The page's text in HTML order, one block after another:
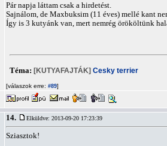
Pár napja láttam csak a hirdetést.
Sajnálom, de Maxbuksim (11 éves) mellé kant
Így is 3 kutyánk van, mert nemrég örököltünk
Téma: [KUTYAFAJTÁK] Cesky terrier
[válaszok erre: #89]
14. Elküldve: 2013-09-20 17:23:39
Sziasztok!